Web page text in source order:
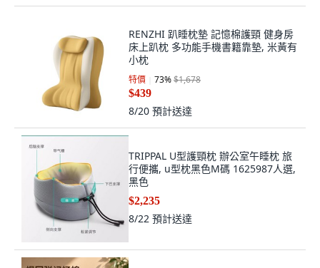
RENZHI 趴睡枕墊 記憶棉護頸 健身房
床上趴枕 多功能手機書籍靠墊, 米黃有
小枕
特價 73%$1,678
$439
8/20 預計送達
TRIPPAL U型護頸枕 辦公室午睡枕 旅
行便攜, u型枕黑色M碼 1625987人選,
黑色
$2,235
8/22 預計送達